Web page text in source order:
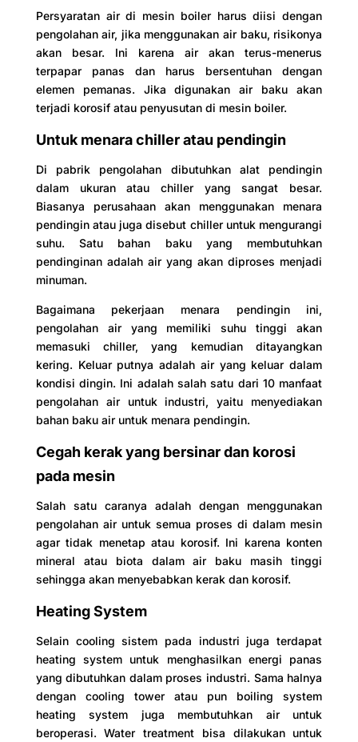
Persyaratan air di mesin boiler harus diisi dengan
pengolahan air, jika menggunakan air baku, risikonya
akan besar. Ini karena air akan terus-menerus
terpapar panas dan harus bersentuhan dengan
elemen pemanas. Jika digunakan air baku akan
terjadi korosif atau penyusutan di mesin boiler.
Untuk menara chiller atau pendingin
Di pabrik pengolahan dibutuhkan alat pendingin
dalam ukuran atau chiller yang sangat besar.
Biasanya perusahaan akan menggunakan menara
pendingin atau juga disebut chiller untuk mengurangi
suhu. Satu bahan baku yang membutuhkan
pendinginan adalah air yang akan diproses menjadi
minuman.
Bagaimana pekerjaan menara pendingin ini,
pengolahan air yang memiliki suhu tinggi akan
memasuki chiller, yang kemudian ditayangkan
kering. Keluar putnya adalah air yang keluar dalam
kondisi dingin. Ini adalah salah satu dari 10 manfaat
pengolahan air untuk industri, yaitu menyediakan
bahan baku air untuk menara pendingin.
Cegah kerak yang bersinar dan korosi
pada mesin
Salah satu caranya adalah dengan menggunakan
pengolahan air untuk semua proses di dalam mesin
agar tidak menetap atau korosif. Ini karena konten
mineral atau biota dalam air baku masih tinggi
sehingga akan menyebabkan kerak dan korosif.
Heating System
Selain cooling sistem pada industri juga terdapat
heating system untuk menghasilkan energi panas
yang dibutuhkan dalam proses industri. Sama halnya
dengan cooling tower atau pun boiling system
heating system juga membutuhkan air untuk
beroperasi. Water treatment bisa dilakukan untuk